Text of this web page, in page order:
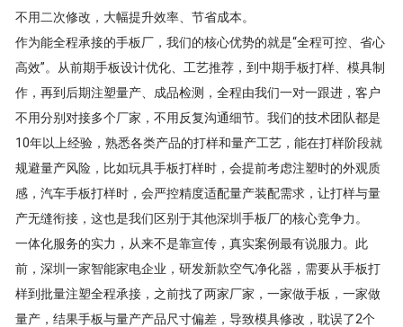
不用二次修改，大幅提升效率、节省成本。
作为能全程承接的手板厂，我们的核心优势的就是“全程可控、省心
高效”。从前期手板设计优化、工艺推荐，到中期手板打样、模具制
作，再到后期注塑量产、成品检测，全程由我们一对一跟进，客户
不用分别对接多个厂家，不用反复沟通细节。我们的技术团队都是
10年以上经验，熟悉各类产品的打样和量产工艺，能在打样阶段就
规避量产风险，比如玩具手板打样时，会提前考虑注塑时的外观质
感，汽车手板打样时，会严控精度适配量产装配需求，让打样与量
产无缝衔接，这也是我们区别于其他深圳手板厂的核心竞争力。
一体化服务的实力，从来不是靠宣传，真实案例最有说服力。此
前，深圳一家智能家电企业，研发新款空气净化器，需要从手板打
样到批量注塑全程承接，之前找了两家厂家，一家做手板，一家做
量产，结果手板与量产产品尺寸偏差，导致模具修改，耽误了2个